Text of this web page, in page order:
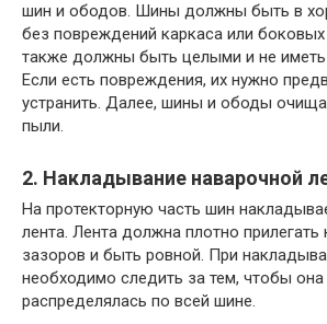
шин и ободов. Шины должны быть в
без повреждений каркаса или
также должны быть целыми и не
Если есть повреждения, их нужно
устранить. Далее, шины и ободы
пыли.
2. Накладывание наварочной
На протекторную часть шин
лента. Лента должна плотно прилегать
зазоров и быть ровной. При
необходимо следить за тем, чтобы
распределялась по всей шине.